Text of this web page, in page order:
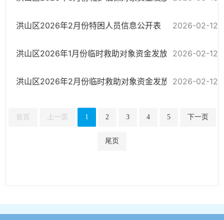
洪山区2026年2月份特困人员信息公开表 2026-02-12
洪山区2026年1月份临时救助对象资金发放政务公开汇总表
2026-02-12
洪山区2026年2月份临时救助对象资金发放政务公开汇总表
2026-02-12
首页 上一页 1 2 3 4 5 下一页
尾页